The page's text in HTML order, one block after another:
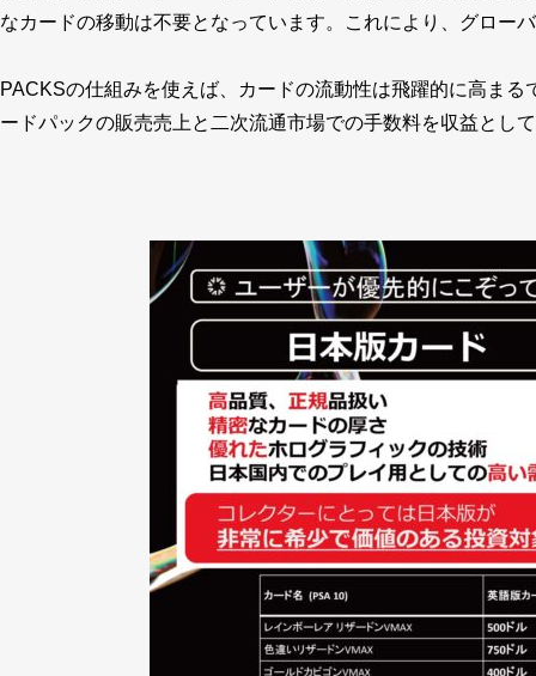
なカードの移動は不要となっています。これにより、グロー
PACKSの仕組みを使えば、カードの流動性は飛躍的に高ま
ードパックの販売売上と二次流通市場での手数料を収益とし